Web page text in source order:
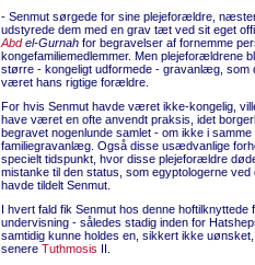
- Senmut sørgede for sine plejeforældre,
udstyrede dem med en grav tæt ved sit eget
Abdel-Gurnah for begravelser af fornemme
kongefamiliemedlemmer. Men plejeforældrene
større - kongeligt udformede - gravanlæg,
været hans rigtige forældre.
For hvis Senmut havde været ikke-kongelig,
have været en ofte anvendt praksis, idet
begravet nogenlunde samlet - om ikke i
familiegravanlæg. Også disse usædvanlige
specielt tidspunkt, hvor disse plejeforældre
mistanke til den status, som egyptologerne
havde tildelt Senmut.
I hvert fald fik Senmut hos denne hoftilknyttede
undervisning - således stadig inden for
samtidig kunne holdes en, sikkert ikke
senere Tuthmosis II.